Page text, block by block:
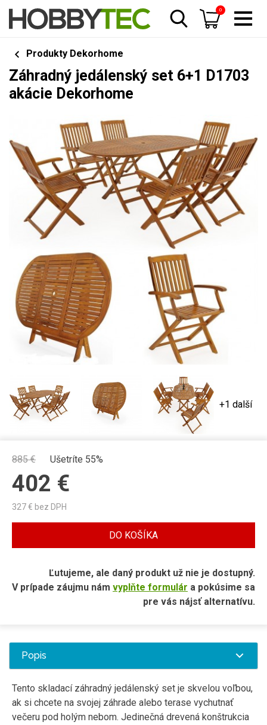
0
Produkty Dekorhome
Záhradný jedálenský set 6+1 D1703
akácie Dekorhome
+1 další
885€ Ušetríte 55%
402 €
327€ bez DPH
DO KOŠÍKA
Ľutujeme, ale daný produkt už nie je dostupný.
V prípade záujmu nám vyplňte formulár a pokúsime sa
pre vás nájsť alternatívu.
Popis
Tento skladací záhradný jedálenský set je skvelou voľbou,
ak si chcete na svojej záhrade alebo terase vychutnať
večeru pod holým nebom. Jedinečná drevená konštrukcia